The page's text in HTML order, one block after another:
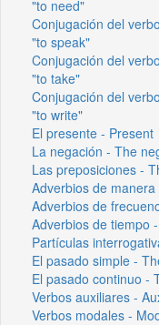
"to need"
Conjugación del
"to speak"
Conjugación del
"to take"
Conjugación del
"to write"
El presente - Present
La negación - The
Las preposiciones -
Adverbios de
Adverbios de
Adverbios de tiempo
Partículas
El pasado simple -
El pasado continuo -
Verbos auxiliares -
Verbos modales -